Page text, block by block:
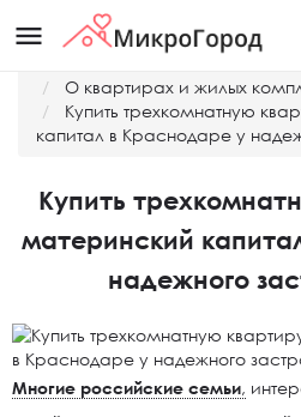
menu
О квартирах и жилых
Купить трехкомнатную
капитал в Краснодаре у
Купить
материнский
надежного
Многие российские семьи,